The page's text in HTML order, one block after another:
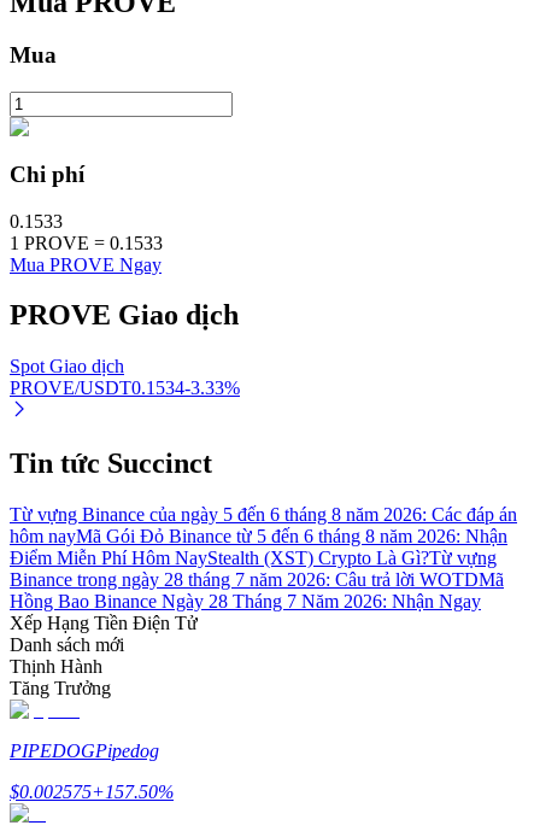
Staking 101
Bitrue
AI
Đối tác Bitrue
Mua
Chi phí
0.1533
1 PROVE = 0.1533
Mua PROVE Ngay
PROVE Giao dịch
Spot Giao dịch
PROVE/USDT0.1534-3.33%
Tin tức Succinct
Từ vựng Binance của ngày 5 đến 6 tháng 8 năm 2026: Các đáp án
hôm nayMã Gói Đỏ Binance từ 5 đến 6 tháng 8 năm 2026: Nhận
Điểm Miễn Phí Hôm NayStealth (XST) Crypto Là Gì?Từ vựng
Binance trong ngày 28 tháng 7 năm 2026: Câu trả lời WOTDMã
Hồng Bao Binance Ngày 28 Tháng 7 Năm 2026: Nhận Ngay
Xếp Hạng Tiền Điện Tử
Danh sách mới
Thịnh Hành
Tăng Trưởng
PIPEDOGPipedog
$0.002575+157.50%